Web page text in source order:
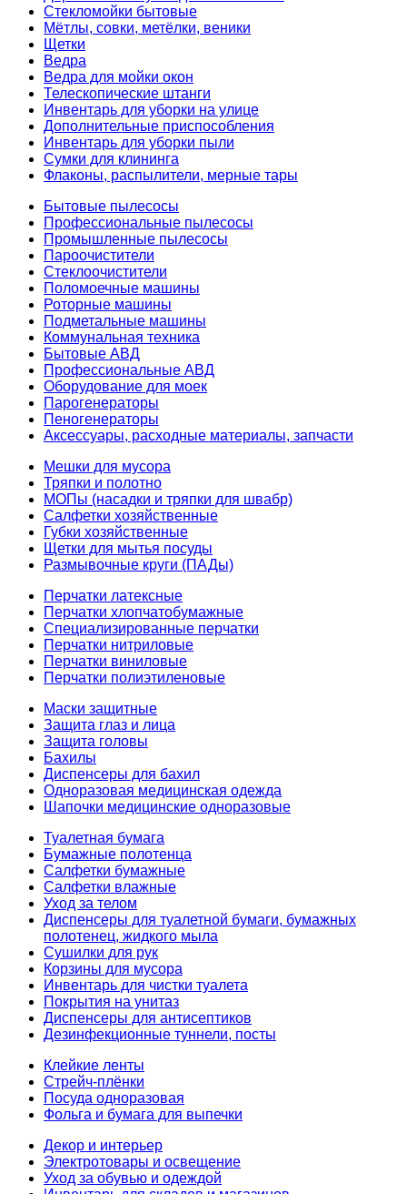
Стекломойки бытовые
Мётлы, совки, метёлки, веники
Щетки
Ведра
Ведра для мойки окон
Телескопические штанги
Инвентарь для уборки на улице
Дополнительные приспособления
Инвентарь для уборки пыли
Сумки для клининга
Флаконы, распылители, мерные тары
Бытовые пылесосы
Профессиональные пылесосы
Промышленные пылесосы
Пароочистители
Стеклоочистители
Поломоечные машины
Роторные машины
Подметальные машины
Коммунальная техника
Бытовые АВД
Профессиональные АВД
Оборудование для моек
Парогенераторы
Пеногенераторы
Аксессуары, расходные материалы, запчасти
Мешки для мусора
Тряпки и полотно
МОПы (насадки и тряпки для швабр)
Салфетки хозяйственные
Губки хозяйственные
Щетки для мытья посуды
Размывочные круги (ПАДы)
Перчатки латексные
Перчатки хлопчатобумажные
Специализированные перчатки
Перчатки нитриловые
Перчатки виниловые
Перчатки полиэтиленовые
Маски защитные
Защита глаз и лица
Защита головы
Бахилы
Диспенсеры для бахил
Одноразовая медицинская одежда
Шапочки медицинские одноразовые
Туалетная бумага
Бумажные полотенца
Салфетки бумажные
Салфетки влажные
Уход за телом
Диспенсеры для туалетной бумаги, бумажных
полотенец, жидкого мыла
Сушилки для рук
Корзины для мусора
Инвентарь для чистки туалета
Покрытия на унитаз
Диспенсеры для антисептиков
Дезинфекционные туннели, посты
Клейкие ленты
Стрейч-плёнки
Посуда одноразовая
Фольга и бумага для выпечки
Декор и интерьер
Электротовары и освещение
Уход за обувью и одеждой